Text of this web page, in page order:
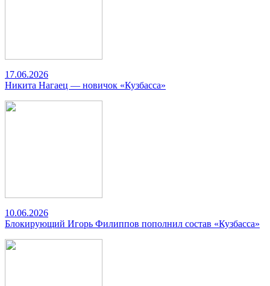
17.06.2026
Никита Нагаец — новичок «Кузбасса»
10.06.2026
Блокирующий Игорь Филиппов пополнил состав «Кузбасса»